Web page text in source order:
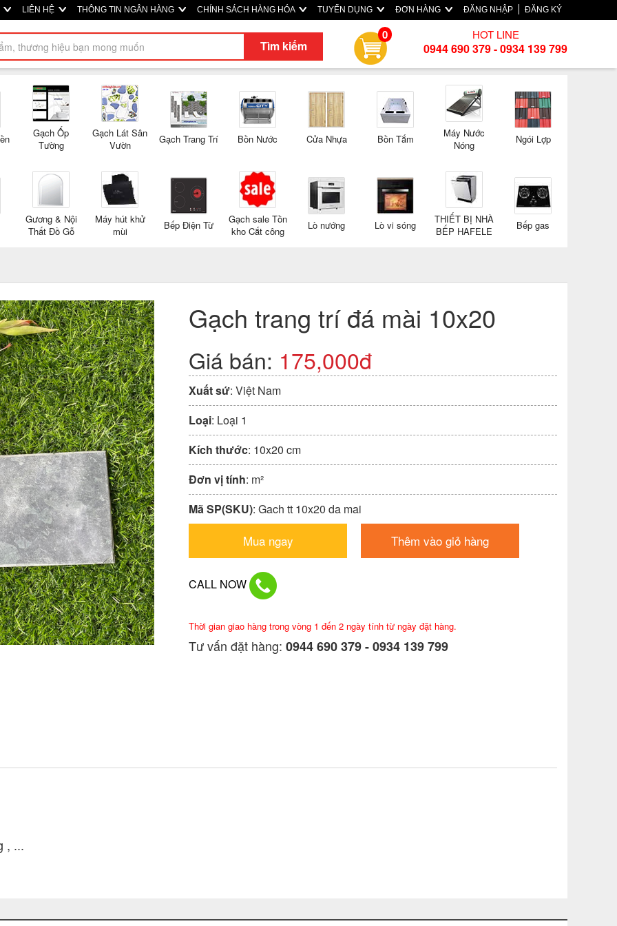
LIÊN HỆ THÔNG TIN NGÂN HÀNG CHÍNH SÁCH HÀNG HÓA TUYỂN DỤNG ĐƠN HÀNG ĐĂNG NHẬP ĐĂNG KÝ
Tìm kiếm
0 HOT LINE
0944 690 379 - 0934 139 799
Gạch Ốp
Tường
Gạch Lát Sân
Vườn
Gạch Trang Trí Bồn Nước Cửa Nhựa Bồn Tắm
Máy Nước
Nóng
Ngói Lợp
Gương & Nội
Thất Đồ Gỗ
Máy hút khử
mùi
Bếp Điện Từ
Gạch sale Tồn
kho Cắt công
Lò nướng Lò vi sóng
THIẾT BỊ NHÀ
BẾP HAFELE
Bếp gas
Gạch trang trí đá mài 10x20
Giá bán: 175,000đ
Xuất sứ: Việt Nam
Loại: Loại 1
Kích thước: 10x20 cm
Đơn vị tính: m²
Mã SP(SKU): Gach tt 10x20 da mai
Mua ngay Thêm vào giỏ hàng
CALL NOW
Thời gian giao hàng trong vòng 1 đến 2 ngày tính từ ngày đặt hàng.
Tư vấn đặt hàng: 0944 690 379 - 0934 139 799
, ...